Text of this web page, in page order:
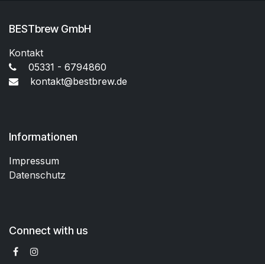
BESTbrew GmbH
Kontakt
05331 - 6794860
kontakt@bestbrew.de
Informationen
Impressum
Datenschutz
Connect with us